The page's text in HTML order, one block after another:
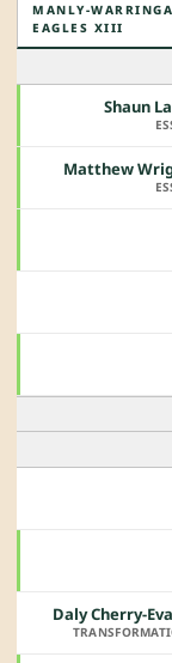
MANLY-
EAGLES XIII
Shaun
Matthew
Daly Cherry-